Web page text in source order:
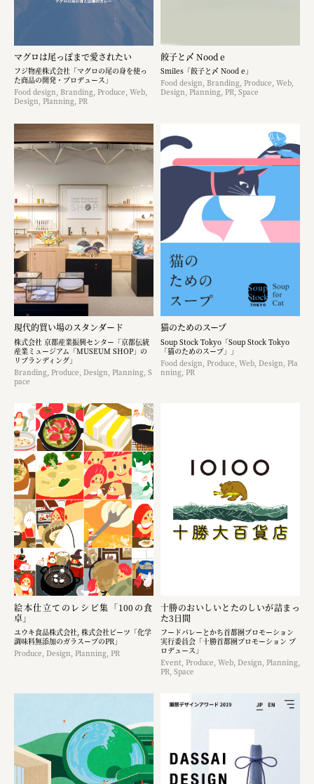
マグロは尾っぽまで愛されたい
フジ物産株式会社「マグロの尾の身を使っ
た商品の開発・プロデュース」
Food design, Branding, Produce, Web,
Design, Planning, PR
餃子と〆 Nood e
Smiles「餃子と〆 Nood e」
Food design, Branding, Produce, Web,
Design, Planning, PR, Space
現代的買い場のスタンダード
株式会社 京都産業振興センター「京都伝統
産業ミュージアム「MUSEUM SHOP」の
リブランディング」
Branding, Produce, Design, Planning, S
pace
猫のためのスープ
Soup Stock Tokyo「Soup Stock Tokyo
「猫のためのスープ」」
Food design, Produce, Web, Design, Pla
nning, PR
絵本仕立てのレシピ集「100の食
卓」
ユウキ食品株式会社, 株式会社ビーツ「化学
調味料無添加のガラスープのPR」
Produce, Design, Planning, PR
十勝のおいしいとたのしいが詰まっ
た3日間
フードバレーとかち首都圏プロモーション
実行委員会「十勝首都圏プロモーション プ
ロデュース」
Event, Produce, Web, Design, Planning,
PR, Space